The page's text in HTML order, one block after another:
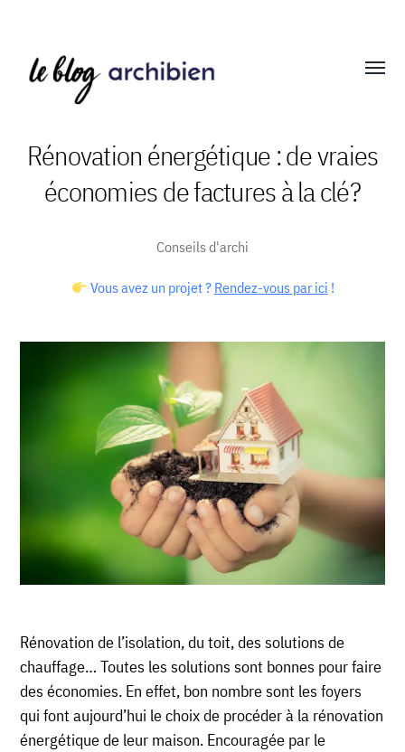
Blog
Rénovation énergétique : de vraies
économies de factures à la clé?
Conseils d'archi
Vous avez un projet ? Rendez-vous par ici !
Rénovation de l’isolation, du toit, des solutions de
chauffage… Toutes les solutions sont bonnes pour faire
des économies. En effet, bon nombre sont les foyers
qui font aujourd’hui le choix de procéder à la rénovation
énergétique de leur maison. Encouragée par le